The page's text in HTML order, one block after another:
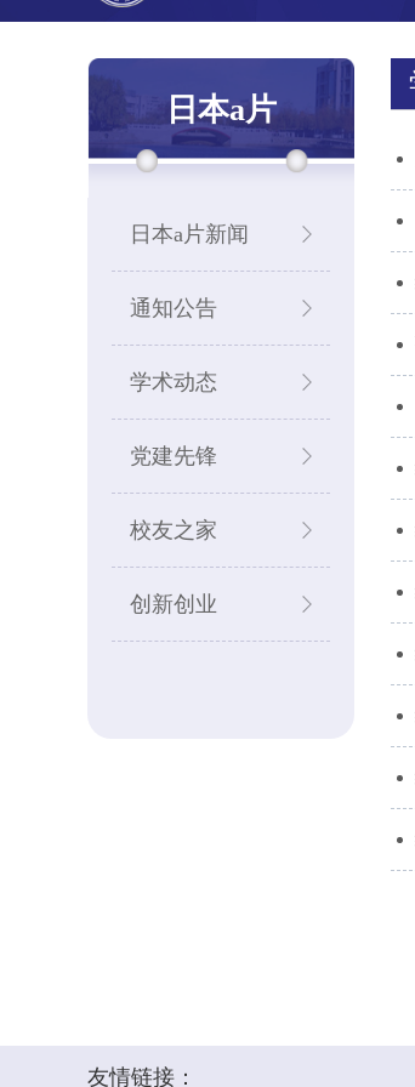
日本a片
日本a片新闻
通知公告
学术动态
党建先锋
校友之家
创新创业
友情链接：